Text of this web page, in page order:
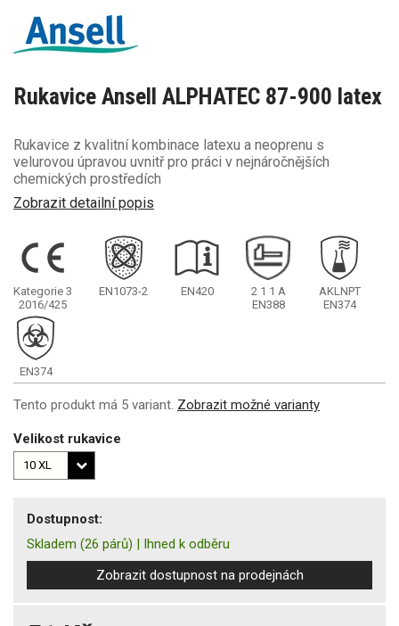
Rukavice Ansell ALPHATEC 87-900 latex
Rukavice z kvalitní kombinace latexu a neoprenu s
velurovou úpravou uvnitř pro práci v nejnáročnějších
chemických prostředích
Zobrazit detailní popis
Kategorie 3
2016/425
EN1073-2 EN420 2 1 1 A
EN388
AKLNPT
EN374
EN374
Tento produkt má 5 variant. Zobrazit možné varianty
Velikost rukavice
Dostupnost:
Skladem (26 párů) | Ihned k odběru
Zobrazit dostupnost na prodejnách